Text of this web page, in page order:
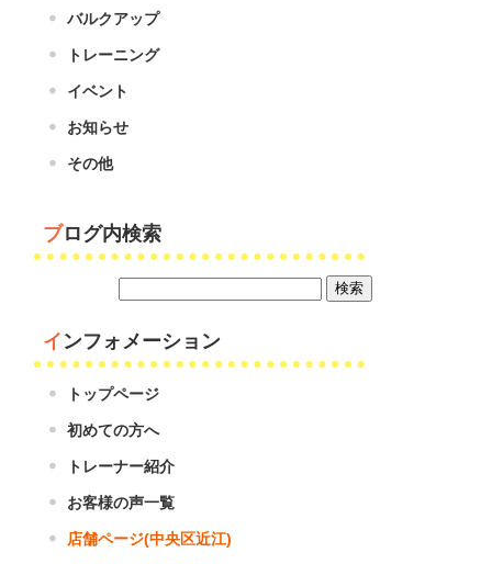
バルクアップ
トレーニング
イベント
お知らせ
その他
ブログ内検索
インフォメーション
トップページ
初めての方へ
トレーナー紹介
お客様の声一覧
店舗ページ(中央区近江)